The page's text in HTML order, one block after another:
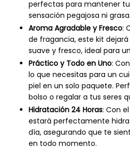
perfectas para mantener
sensación pegajosa ni grasa.
Aroma Agradable y Fresco:
de fragancia, este kit
suave y fresco, ideal para
Práctico y Todo en Uno:
lo que necesitas para un
piel en un solo paquete.
bolso o regalar a tus seres
Hidratación 24 Horas: Con
estará perfectamente
día, asegurando que te
en todo momento.